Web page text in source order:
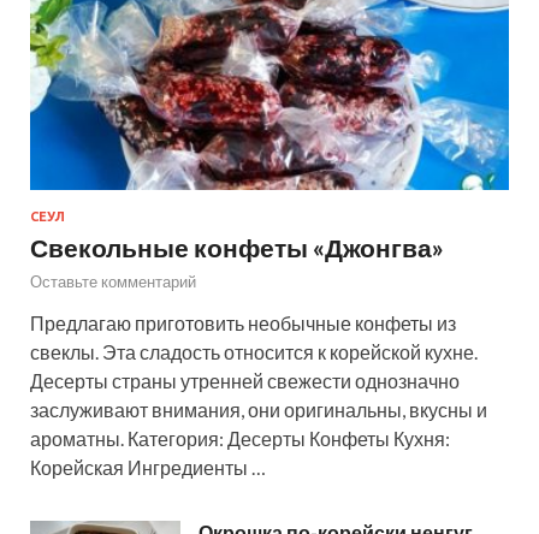
СЕУЛ
Свекольные конфеты «Джонгва»
Оставьте комментарий
Предлагаю приготовить необычные конфеты из
свеклы. Эта сладость относится к корейской кухне.
Десерты страны утренней свежести однозначно
заслуживают внимания, они оригинальны, вкусны и
ароматны. Категория: Десерты Конфеты Кухня:
Корейская Ингредиенты …